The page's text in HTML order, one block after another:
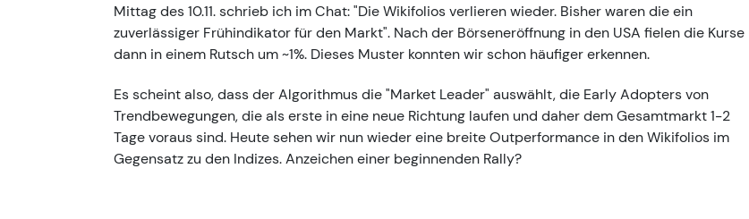
Mittag des 10.11. schrieb ich im Chat: "Die Wikifolios verlieren wieder. Bisher waren die ein
zuverlässiger Frühindikator für den Markt". Nach der Börseneröffnung in den USA fielen die Kurse
dann in einem Rutsch um ~1%. Dieses Muster konnten wir schon häufiger erkennen.
Es scheint also, dass der Algorithmus die "Market Leader" auswählt, die Early Adopters von
Trendbewegungen, die als erste in eine neue Richtung laufen und daher dem Gesamtmarkt 1-2
Tage voraus sind. Heute sehen wir nun wieder eine breite Outperformance in den Wikifolios im
Gegensatz zu den Indizes. Anzeichen einer beginnenden Rally?